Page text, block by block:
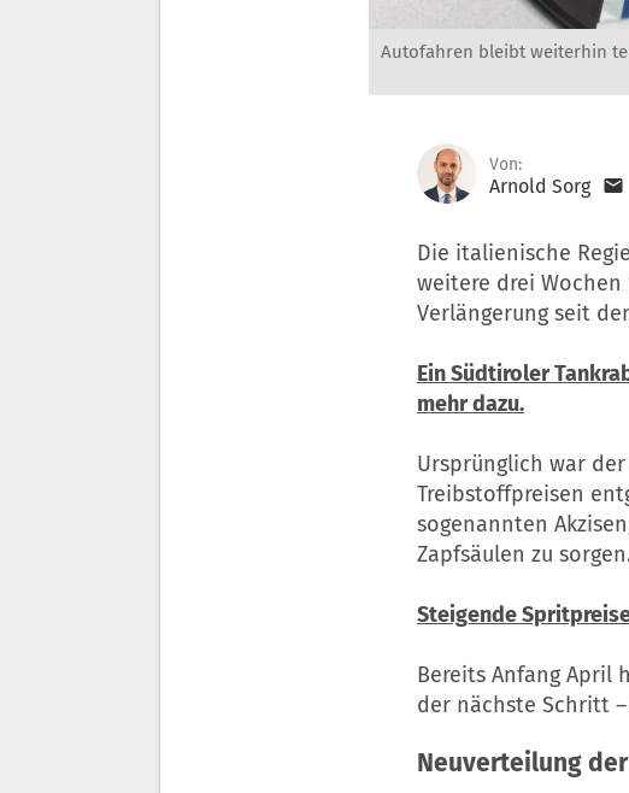
Autofahren bleibt weiterhin
Von:
Arnold Sorg
Die italienische
weitere drei
Verlängerung seit
Ein Südtiroler
mehr dazu.
Ursprünglich war
Treibstoffpreisen
sogenannten
Zapfsäulen zu
Steigende
Bereits Anfang April
der nächste Schritt
Neuverteilung